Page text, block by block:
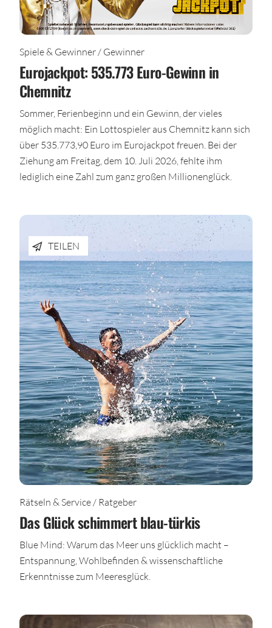
Spiele & Gewinner / Gewinner
Eurojackpot: 535.773 Euro-Gewinn in
Chemnitz
Sommer, Ferienbeginn und ein Gewinn, der vieles
möglich macht: Ein Lottospieler aus Chemnitz kann sich
über 535.773,90 Euro im Eurojackpot freuen. Bei der
Ziehung am Freitag, dem 10. Juli 2026, fehlte ihm
lediglich eine Zahl zum ganz großen Millionenglück.
TEILEN
Rätseln & Service / Ratgeber
Das Glück schimmert blau-türkis
Blue Mind: Warum das Meer uns glücklich macht –
Entspannung, Wohlbefinden & wissenschaftliche
Erkenntnisse zum Meeresglück.